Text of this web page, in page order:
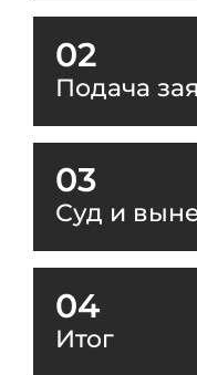
02
Подача
03
Суд и
04
Итог